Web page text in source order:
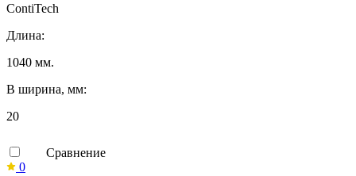
ContiTech
Длина:
1040 мм.
B ширина, мм:
20
Сравнение
0